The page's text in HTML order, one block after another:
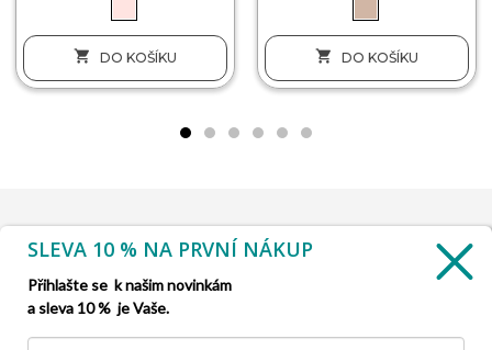
 DO KOŠÍKU  DO KOŠÍKU
INFORMACE 
SLUŽBA ZÁKAZNÍKŮM
SLEVA 10 % NA PRVNÍ NÁKUP
Přihlašte se k našim novinkám
a sleva 10 % je Vaše.